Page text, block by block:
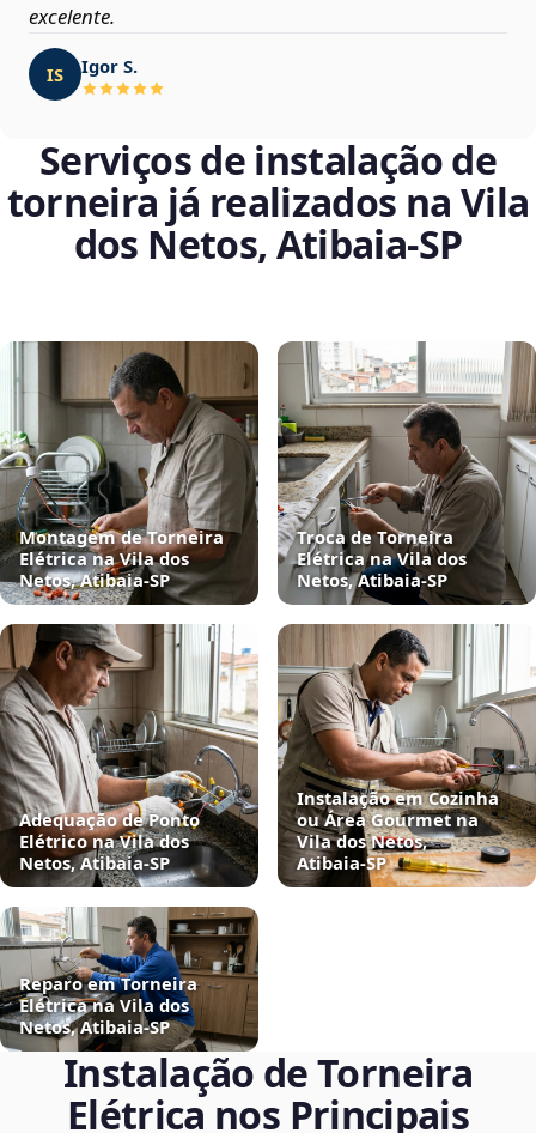
excelente.
IS Igor S.
Serviços de instalação de
torneira já realizados na Vila
dos Netos, Atibaia‑SP
Montagem de Torneira
Elétrica na Vila dos
Netos, Atibaia‑SP
Troca de Torneira
Elétrica na Vila dos
Netos, Atibaia‑SP
Adequação de Ponto
Elétrico na Vila dos
Netos, Atibaia‑SP
Instalação em Cozinha
ou Área Gourmet na
Vila dos Netos,
Atibaia‑SP
Reparo em Torneira
Elétrica na Vila dos
Netos, Atibaia‑SP
Instalação de Torneira
Elétrica nos Principais